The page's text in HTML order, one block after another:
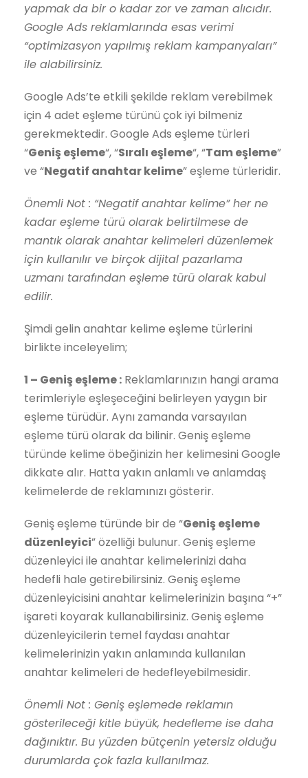
yapmak da bir o kadar zor ve zaman alıcıdır.
Google Ads reklamlarında esas verimi
“optimizasyon yapılmış reklam kampanyaları”
ile alabilirsiniz.
Google Ads’te etkili şekilde reklam verebilmek
için 4 adet eşleme türünü çok iyi bilmeniz
gerekmektedir. Google Ads eşleme türleri
“Geniş eşleme“, “Sıralı eşleme“, “Tam eşleme”
ve “Negatif anahtar kelime” eşleme türleridir.
Önemli Not : “Negatif anahtar kelime” her ne
kadar eşleme türü olarak belirtilmese de
mantık olarak anahtar kelimeleri düzenlemek
için kullanılır ve birçok dijital pazarlama
uzmanı tarafından eşleme türü olarak kabul
edilir.
Şimdi gelin anahtar kelime eşleme türlerini
birlikte inceleyelim;
1 – Geniş eşleme : Reklamlarınızın hangi arama
terimleriyle eşleşeceğini belirleyen yaygın bir
eşleme türüdür. Aynı zamanda varsayılan
eşleme türü olarak da bilinir. Geniş eşleme
türünde kelime öbeğinizin her kelimesini Google
dikkate alır. Hatta yakın anlamlı ve anlamdaş
kelimelerde de reklamınızı gösterir.
Geniş eşleme türünde bir de “Geniş eşleme
düzenleyici” özelliği bulunur. Geniş eşleme
düzenleyici ile anahtar kelimelerinizi daha
hedefli hale getirebilirsiniz. Geniş eşleme
düzenleyicisini anahtar kelimelerinizin başına “+”
işareti koyarak kullanabilirsiniz. Geniş eşleme
düzenleyicilerin temel faydası anahtar
kelimelerinizin yakın anlamında kullanılan
anahtar kelimeleri de hedefleyebilmesidir.
Önemli Not : Geniş eşlemede reklamın
gösterileceği kitle büyük, hedefleme ise daha
dağınıktır. Bu yüzden bütçenin yetersiz olduğu
durumlarda çok fazla kullanılmaz.